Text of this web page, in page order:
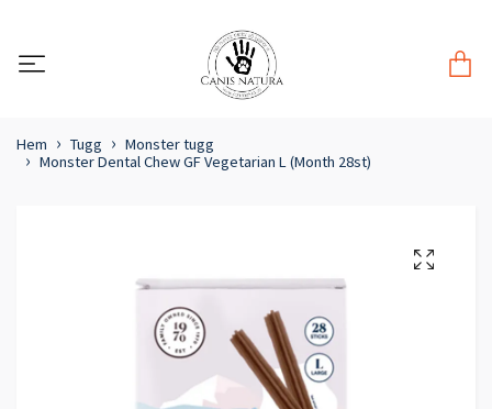
Hem Tugg
Monster tugg
Monster Dental Chew GF Vegetarian L (Month 28st)